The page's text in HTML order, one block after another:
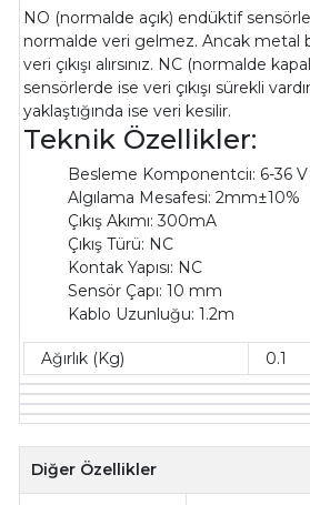
NO (normalde açık) endüktif
normalde veri gelmez. Ancak metal
veri çıkışı alırsınız. NC (normalde
sensörlerde ise veri çıkışı sürekli
yaklaştığında ise veri kesilir.
Teknik Özellikler:
Besleme Komponentciı: 6-36 V
Algılama Mesafesi: 2mm±10%
Çıkış Akımı: 300mA
Çıkış Türü: NC
Kontak Yapısı: NC
Sensör Çapı: 10 mm
Kablo Uzunluğu: 1.2m
Ağırlık (Kg) 0.1
Diğer Özellikler